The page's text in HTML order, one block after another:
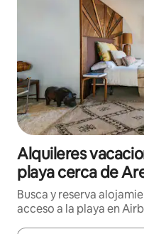
Alquileres
playa cerca de
Busca y reserva
acceso a la playa en